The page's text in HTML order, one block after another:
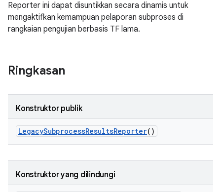
Reporter ini dapat disuntikkan secara dinamis untuk
mengaktifkan kemampuan pelaporan subproses di
rangkaian pengujian berbasis TF lama.
Ringkasan
Konstruktor publik
LegacySubprocessResultsReporter()
Konstruktor yang dilindungi